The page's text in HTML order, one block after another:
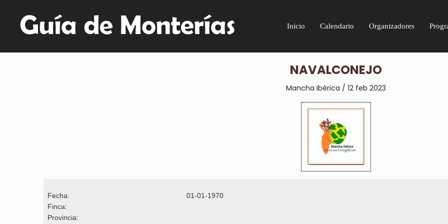
Inicio Calendario Organizadores
NAVALCONEJO
Mancha Ibérica / 12 feb 2023
Fecha:
01-01-1970
Finca:
Provincia: